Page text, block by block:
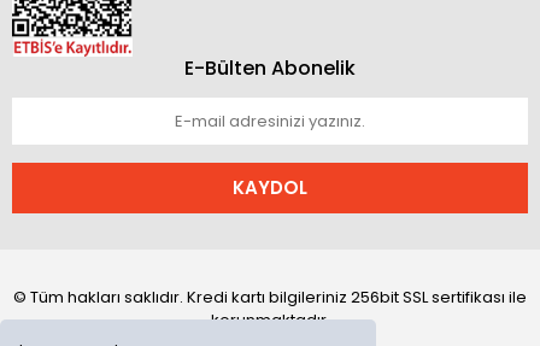
E-Bülten Abonelik
KAYDOL
© Tüm hakları saklıdır. Kredi kartı bilgileriniz 256bit SSL sertifikası ile
korunmaktadır.